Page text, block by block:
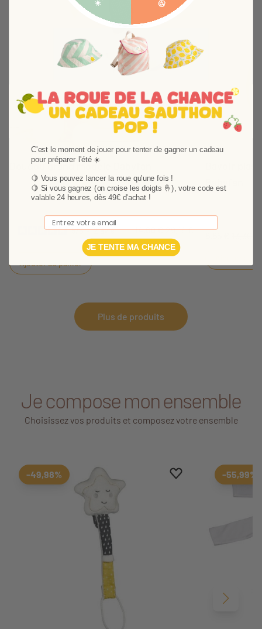
Doudou grand modèle Babyfan
Emmenez partout Babyfan avec vous ! Une famille
de doudous déclinées en 3 tailles: une bébé
5/5-2avis 14,60 € 29,19 €
Ajouter au panier
Babyfan
pour ses repas
Suivant
Plus de produits
Je compose mon ensemble
Choisissez vos produits et composez votre ensemble
Ajouter aux favoris
Supprimer des
-49,98% -55,99%
Suivant
C'est le moment de jouer pour tenter de gagner un cadeau
pour préparer l'été ☀️
🍋 Vous pouvez lancer la roue qu'une fois !
🍋 Si vous gagnez (on croise les doigts 🤞), votre code est
valable 24 heures, dès 49€ d'achat !
Email
JE TENTE MA CHANCE